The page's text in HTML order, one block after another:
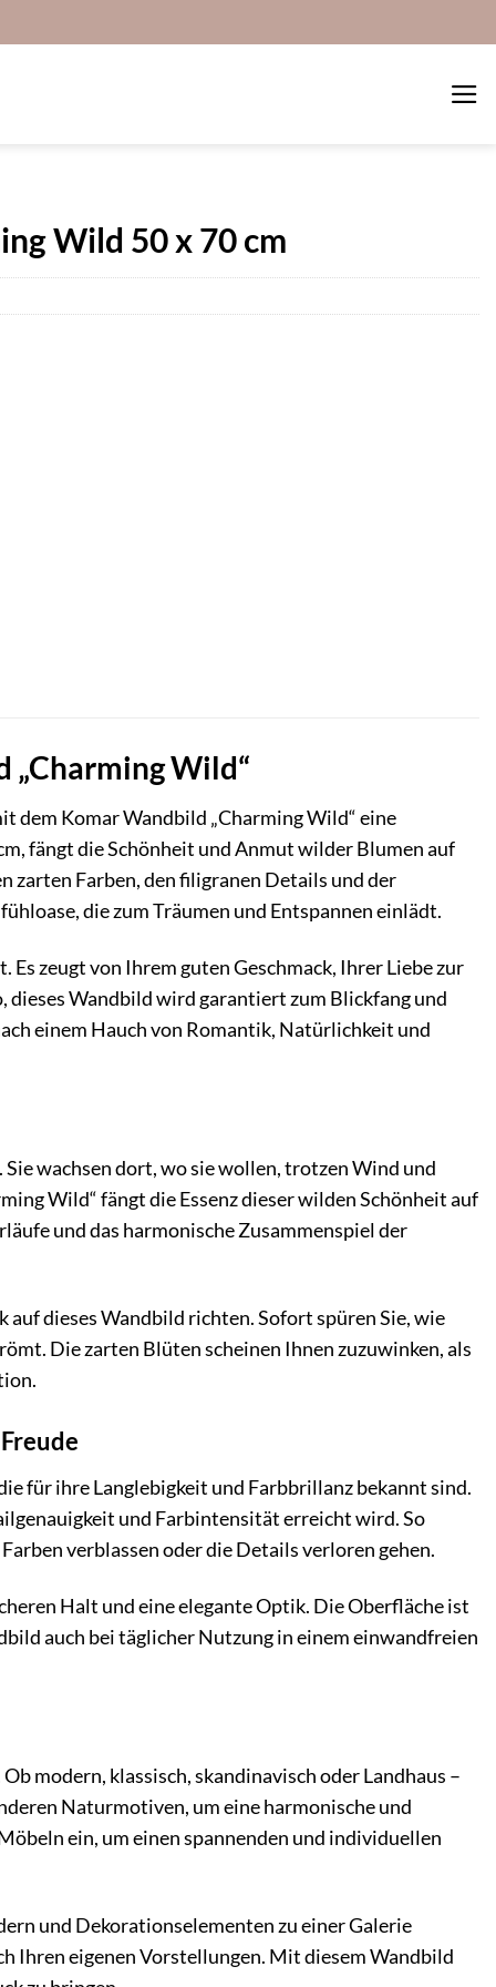
Wild 50 x 70 cm
„Charming Wild“
dem Komar Wandbild „Charming Wild“ eine
fängt die Schönheit und Anmut wilder Blumen auf
zarten Farben, den filigranen Details und der
die zum Träumen und Entspannen einlädt.
zeugt von Ihrem guten Geschmack, Ihrer Liebe zur
Wandbild wird garantiert zum Blickfang und
einem Hauch von Romantik, Natürlichkeit und
wachsen dort, wo sie wollen, trotzen Wind und
Wild“ fängt die Essenz dieser wilden Schönheit auf
und das harmonische Zusammenspiel der
auf dieses Wandbild richten. Sofort spüren Sie, wie
Die zarten Blüten scheinen Ihnen zuzuwinken, als
für ihre Langlebigkeit und Farbbrillanz bekannt sind.
und Farbintensität erreicht wird. So
verblassen oder die Details verloren gehen.
Halt und eine elegante Optik. Die Oberfläche ist
auch bei täglicher Nutzung in einem einwandfreien
modern, klassisch, skandinavisch oder Landhaus –
Naturmotiven, um eine harmonische und
ein, um einen spannenden und individuellen
und Dekorationselementen zu einer Galerie
Ihren eigenen Vorstellungen. Mit diesem Wandbild